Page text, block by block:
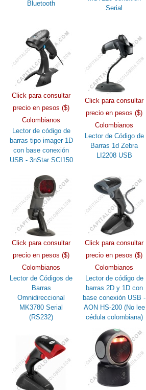
Bluetooth
Serial
Click para consultar
precio en pesos ($)
Colombianos
Lector de código de
barras tipo imager 1D
con base conexión
USB - 3nStar SCI150
Click para consultar
precio en pesos ($)
Colombianos
Lector de Código de
Barras 1d Zebra
LI2208 USB
Click para consultar
precio en pesos ($)
Colombianos
Lector de Códigos de
Barras
Omnidireccional
MK3780 Serial
(RS232)
Click para consultar
precio en pesos ($)
Colombianos
Lector de código de
barras 2D y 1D con
base conexión USB -
AON HS-200 (No lee
cédula colombiana)